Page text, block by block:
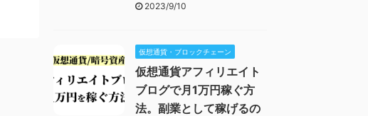
2023/9/10
仮想通貨・ブロックチェーン
仮想通貨アフィリエイト
ブログで月1万円稼ぐ方
法。副業として稼げるの